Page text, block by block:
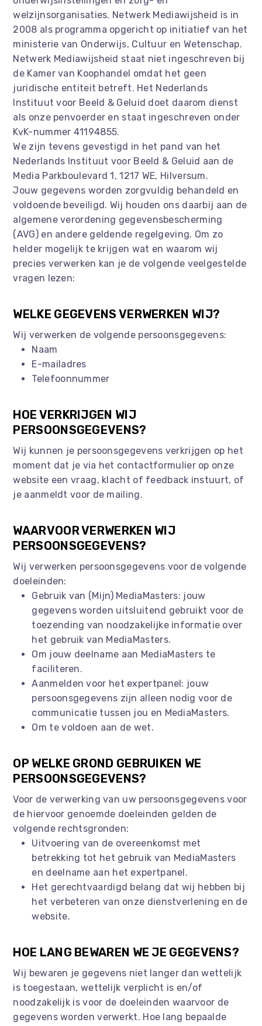
welzijnsorganisaties. Netwerk Mediawijsheid is in
2008 als programma opgericht op initiatief van het
ministerie van Onderwijs, Cultuur en Wetenschap.
Netwerk Mediawijsheid staat niet ingeschreven bij
de Kamer van Koophandel omdat het geen
juridische entiteit betreft. Het Nederlands
Instituut voor Beeld & Geluid doet daarom dienst
als onze penvoerder en staat ingeschreven onder
KvK-nummer 41194855.
We zijn tevens gevestigd in het pand van het
Nederlands Instituut voor Beeld & Geluid aan de
Media Parkboulevard 1, 1217 WE, Hilversum.
Jouw gegevens worden zorgvuldig behandeld en
voldoende beveiligd. Wij houden ons daarbij aan de
algemene verordening gegevensbescherming
(AVG) en andere geldende regelgeving. Om zo
helder mogelijk te krijgen wat en waarom wij
precies verwerken kan je de volgende veelgestelde
vragen lezen:
WELKE GEGEVENS VERWERKEN WIJ?
Wij verwerken de volgende persoonsgegevens:
Naam
E-mailadres
Telefoonnummer
HOE VERKRIJGEN WIJ
PERSOONSGEGEVENS?
Wij kunnen je persoonsgegevens verkrijgen op het
moment dat je via het contactformulier op onze
website een vraag, klacht of feedback instuurt, of
je aanmeldt voor de mailing.
WAARVOOR VERWERKEN WIJ
PERSOONSGEGEVENS?
Wij verwerken persoonsgegevens voor de volgende
doeleinden:
Gebruik van (Mijn) MediaMasters: jouw
gegevens worden uitsluitend gebruikt voor de
toezending van noodzakelijke informatie over
het gebruik van MediaMasters.
Om jouw deelname aan MediaMasters te
faciliteren.
Aanmelden voor het expertpanel: jouw
persoonsgegevens zijn alleen nodig voor de
communicatie tussen jou en MediaMasters.
Om te voldoen aan de wet.
OP WELKE GROND GEBRUIKEN WE
PERSOONSGEGEVENS?
Voor de verwerking van uw persoonsgegevens voor
de hiervoor genoemde doeleinden gelden de
volgende rechtsgronden:
Uitvoering van de overeenkomst met
betrekking tot het gebruik van MediaMasters
en deelname aan het expertpanel.
Het gerechtvaardigd belang dat wij hebben bij
het verbeteren van onze dienstverlening en de
website.
HOE LANG BEWAREN WE JE GEGEVENS?
Wij bewaren je gegevens niet langer dan wettelijk
is toegestaan, wettelijk verplicht is en/of
noodzakelijk is voor de doeleinden waarvoor de
gegevens worden verwerkt. Hoe lang bepaalde